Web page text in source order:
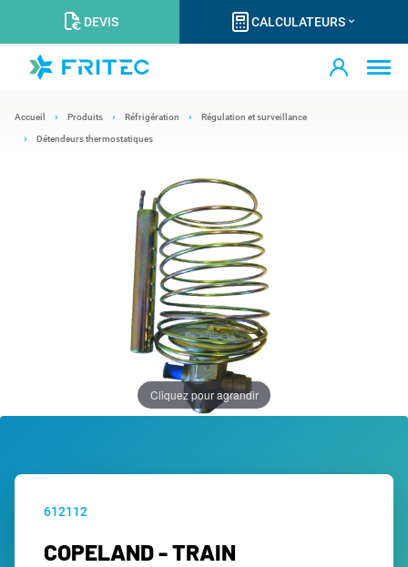
DEVIS CALCULATEURS
Accueil Produits Réfrigération Régulation et surveillance
Détendeurs thermostatiques
Cliquez pour agrandir
612112
COPELAND - TRAIN